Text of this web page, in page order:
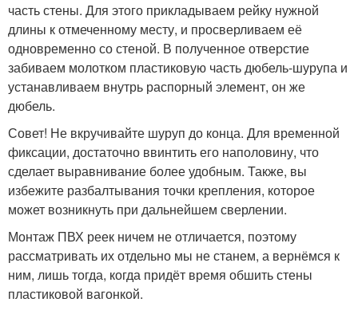
часть стены. Для этого прикладываем рейку нужной
длины к отмеченному месту, и просверливаем её
одновременно со стеной. В полученное отверстие
забиваем молотком пластиковую часть дюбель-шурупа и
устанавливаем внутрь распорный элемент, он же
дюбель.
Совет! Не вкручивайте шуруп до конца. Для временной
фиксации, достаточно ввинтить его наполовину, что
сделает выравнивание более удобным. Также, вы
избежите разбалтывания точки крепления, которое
может возникнуть при дальнейшем сверлении.
Монтаж ПВХ реек ничем не отличается, поэтому
рассматривать их отдельно мы не станем, а вернёмся к
ним, лишь тогда, когда придёт время обшить стены
пластиковой вагонкой.